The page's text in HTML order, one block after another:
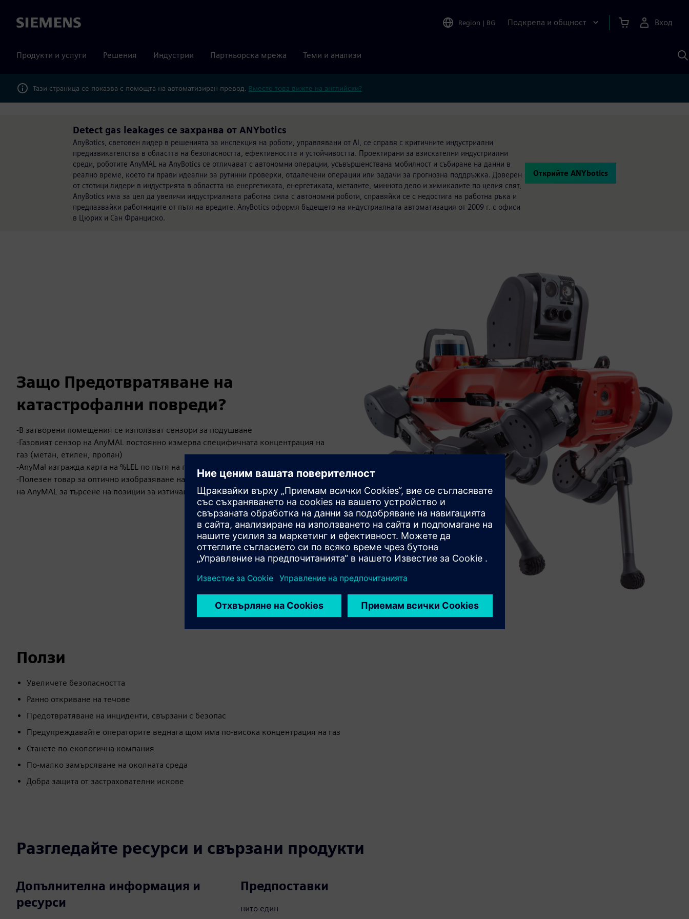
Siemens Region | BG Подкрепа и общност Вход
Продукти и услуги Решения Индустрии Партньорска мрежа Теми и анализи
с
Тази страница се показва с помощта на автоматизиран превод. Вместо това вижте на английски?
Detect gas leakages се захранва от ANYbotics
AnyBotics, световен лидер в решенията за инспекция на роботи, управлявани от AI, се справя с критичните индустриални
предизвикателства в областта на безопасността, ефективността и устойчивостта. Проектирани за взискателни индустриални
среди, роботите AnyMAL на AnyBotics се отличават с автономни операции, усъвършенствана мобилност и събиране на данни в
реално време, което ги прави идеални за рутинни проверки, отдалечени операции или задачи за прогнозна поддръжка. Доверен
от стотици лидери в индустрията в областта на енергетиката, енергетиката, металите, минното дело и химикалите по целия свят,
AnyBotics има за цел да увеличи индустриалната работна сила с автономни роботи, справяйки се с недостига на работна ръка и
предпазвайки работниците от пътя на вредите. AnyBotics оформя бъдещето на индустриалната автоматизация от 2009 г. с офиси
в Цюрих и Сан Франциско.
Открийте ANYbotics
Защо Предотвратяване на
катастрофални повреди?
-В затворени помещения се използват сензори за подушване
-Газовият сензор на AnyMAL постоянно измерва специфичната концентрация на
газ (метан, етилен, пропан)
-AnyMal изгражда карта на %LEL по пътя на пътуването
-Полезен товар за оптично изобразяване на газове (LGI) може да бъде монтиран
на AnyMAL за търсене на позиции за изтичане
Ползи
Увеличете безопасността
Ранно откриване на течове
Предотвратяване на инциденти, свързани с безопас
Предупреждавайте операторите веднага щом има по-висока концентрация на газ
Станете по-екологична компания
По-малко замърсяване на околната среда
Добра защита от застрахователни искове
Разгледайте ресурси и свързани продукти
Допълнителна информация и
ресурси
Предпоставки
нито един